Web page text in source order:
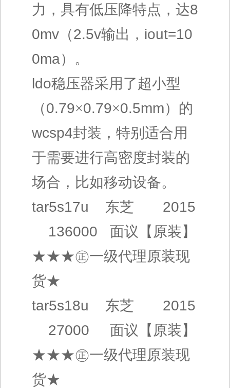
力，具有低压降特点，达8
0mv （2.5v输出， iout=10
0ma）。
ldo稳压器采用了超小型
（0.79×0.79×0.5mm）的
wcsp4封装，特别适合用
于需要进行高密度封装的
场合，比如移动设备。
tar5s17u 东芝 2015
136000 面议 【原装】
★★★㊣一级代理原装现
货★
tar5s18u 东芝 2015
27000 面议 【原装】
★★★㊣一级代理原装现
货★